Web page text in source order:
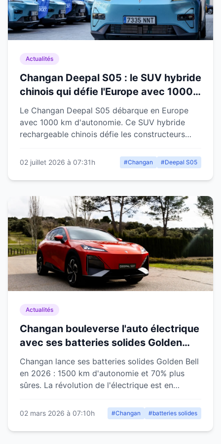
Actualités
Changan Deepal S05 : le SUV hybride
chinois qui défie l'Europe avec 1000
km d'autonomie
Le Changan Deepal S05 débarque en Europe
avec 1000 km d'autonomie. Ce SUV hybride
rechargeable chinois défie les constructeurs
02 juillet 2026 à 07:31h #Changan #Deepal S05
Actualités
Changan bouleverse l'auto électrique
avec ses batteries solides Golden
Bell : 1500 km d'autonomie dès 2026
Changan lance ses batteries solides Golden Bell
en 2026 : 1500 km d'autonomie et 70% plus
sûres. La révolution de l'électrique est en
02 mars 2026 à 07:10h #Changan #batteries solides